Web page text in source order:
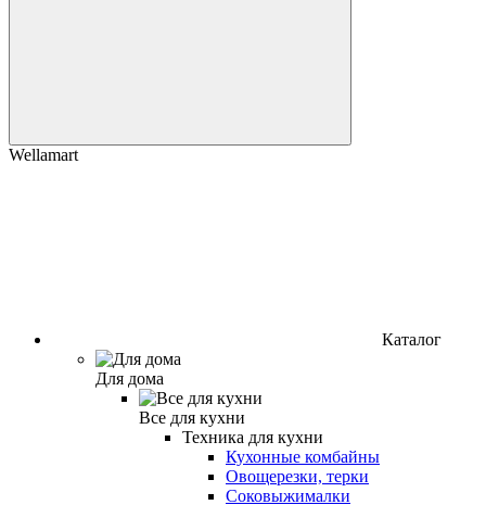
Wellamart
Каталог
Для дома
Все для кухни
Техника для кухни
Кухонные комбайны
Овощерезки, терки
Соковыжималки